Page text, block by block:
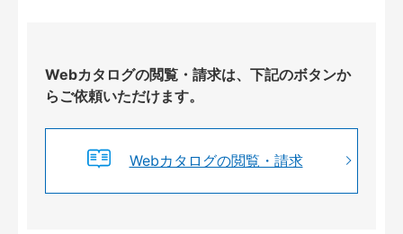
Webカタログの閲覧・請求は、下記のボタンか
らご依頼いただけます。
Webカタログの閲覧・請求